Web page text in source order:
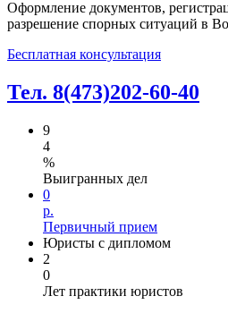
Оформление документов,
разрешение спорных ситуаций в
Бесплатная консультация
Тел. 8(473)202-60-40
9
4
%
Выигранных дел
0
р.
Первичный прием
Юристы с дипломом
2
0
Лет практики юристов